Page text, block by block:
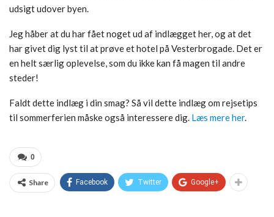
udsigt udover byen.
Jeg håber at du har fået noget ud af indlægget her, og at det
har givet dig lyst til at prøve et hotel på Vesterbrogade. Det er
en helt særlig oplevelse, som du ikke kan få magen til andre
steder!
Faldt dette indlæg i din smag? Så vil dette indlæg om rejsetips
til sommerferien måske også interessere dig. Læs mere her.
0
Share Facebook Twitter Google+